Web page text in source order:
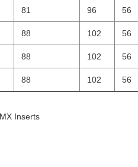
81 96 56
88 102 56
88 102 56
88 102 56